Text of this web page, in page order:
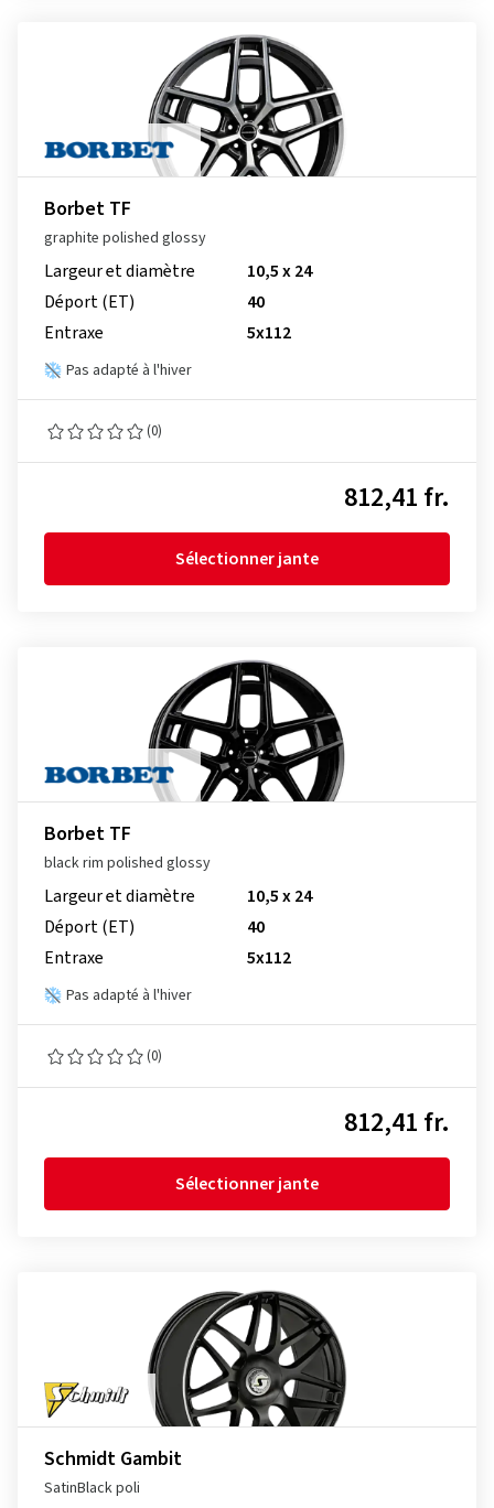
Borbet TF
graphite polished glossy
Largeur et diamètre
10,5 x 24
Déport (ET)
40
Entraxe
5x112
Pas adapté à l'hiver
(0)
812,41 fr.
Sélectionner jante
Borbet TF
black rim polished glossy
Largeur et diamètre
10,5 x 24
Déport (ET)
40
Entraxe
5x112
Pas adapté à l'hiver
(0)
812,41 fr.
Sélectionner jante
Schmidt Gambit
SatinBlack poli